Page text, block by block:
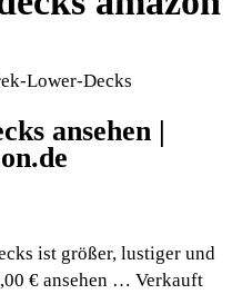
Lower-Decks
ansehen |
ist größer, lustiger und
€ ansehen … Verkauft